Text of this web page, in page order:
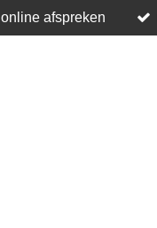
online afspreken